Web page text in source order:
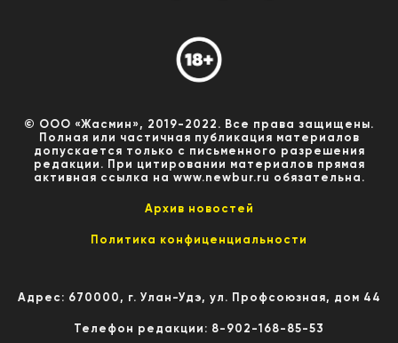
© ООО «Жасмин», 2019-2022. Все права защищены.
Полная или частичная публикация материалов
допускается только с письменного разрешения
редакции. При цитировании материалов прямая
активная ссылка на www.newbur.ru обязательна.
Архив новостей
Политика конфиценциальности
Адрес: 670000, г. Улан-Удэ, ул. Профсоюзная, дом 44
Телефон редакции: 8-902-168-85-53